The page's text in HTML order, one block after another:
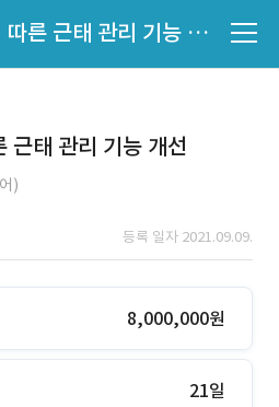
52시간 근무제에 따른 근태 관리 기능 개선
근태 관리 기능 개선
)
등록 일자 2021.09.09.
8,000,000원
21일